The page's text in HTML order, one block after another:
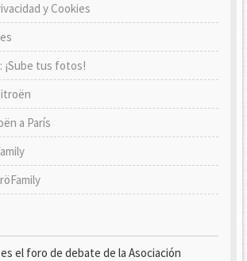
y Cookies
¡Sube tus fotos!
a París
el foro de debate de la Asociación